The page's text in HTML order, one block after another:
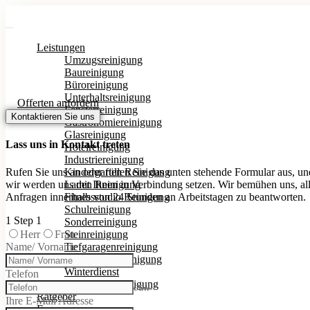
Leistungen
Umzugsreinigung
Baureinigung
Büroreinigung
Unterhaltsreinigung
Fensterreinigung
Gastronomiereinigung
Glasreinigung
Hotelreinigung
Industriereinigung
Kindergarten Reinigung
Laden Reinigung
Fitnessstudio Reinigung
Schulreinigung
Sonderreinigung
Steinreinigung
Tiefgaragenreinigung
Treppenhausreinigung
Winterdienst
Arztpraxis Reinigung
Ratgeber
Offerten anfordern
Kontaktieren Sie uns
Lass uns in Kontakt treten
Rufen Sie uns an oder füllen Sie das unten stehende Formular aus,
wir werden uns mit Ihnen in Verbindung setzen. Wir bemühen uns,
Anfragen innerhalb von 24 Stunden an Arbeitstagen zu beantworten.
1 Step 1
Herr
Frau
Name/ Vorname
Telefon
call
Ihre E-Mail Adresse